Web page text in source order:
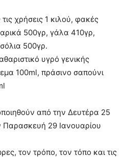
χρήσεις 1 κιλού, φακές
500γρ, γάλα 410γρ,
500γρ.
υγρό γενικής
100ml, πράσινο σαπούνι
από την Δευτέρα 25
Παρασκευή 29 Ιανουαρίου
τον τρόπο, τον τόπο και τις